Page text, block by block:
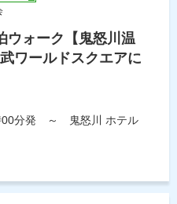
ォーク【鬼怒川温
ワールドスクエアに
00分発 ～ 鬼怒川 ホテル